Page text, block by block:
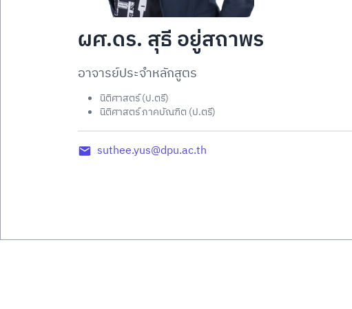
ผศ.ดร. สุธี อยู่สถาพร
อาจารย์ประจำหลักสูตร
นิติศาสตร์ (ป.ตรี)
นิติศาสตร์ ภาคบัณฑิต (ป.ตรี)
suthee.yus@dpu.ac.th